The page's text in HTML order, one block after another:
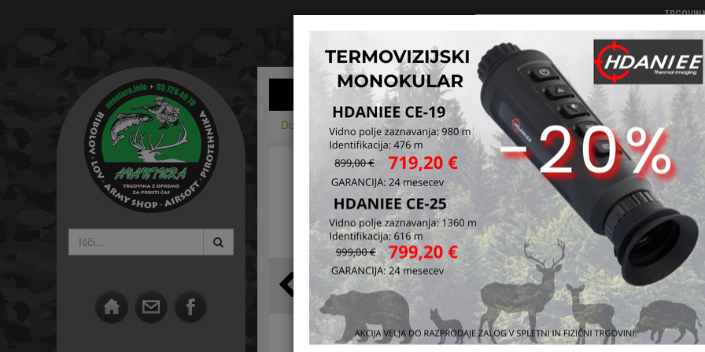
Prijavi se
Vaša košarica je še prazna
Domov Vžigalniki ZIPPO in ostali, pribor za vžigalnike ZIPPO vžigalniki
Kataloška
Vprašaj za
Pošlji prijatelju